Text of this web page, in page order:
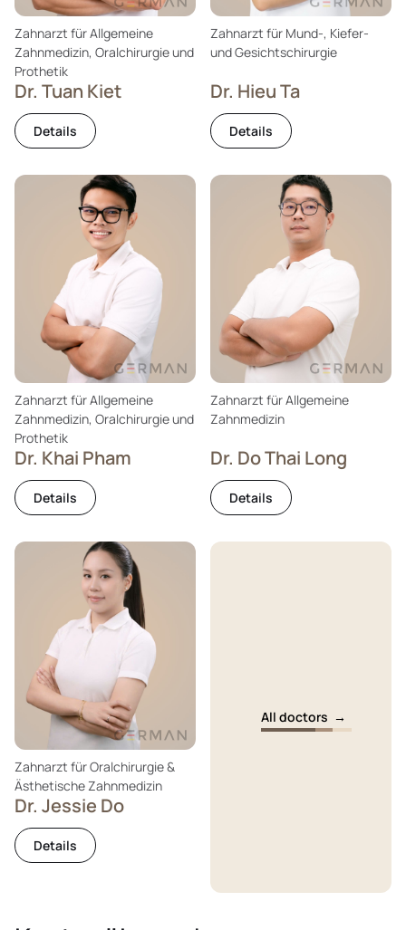
Zahnarzt für Allgemeine
Zahnmedizin, Oralchirurgie und
Prothetik
Dr. Tuan Kiet
Details
Zahnarzt für Mund-, Kiefer-
und Gesichtschirurgie
Dr. Hieu Ta
Details
Zahnarzt für Allgemeine
Zahnmedizin, Oralchirurgie und
Prothetik
Dr. Khai Pham
Details
Zahnarzt für Allgemeine
Zahnmedizin
Dr. Do Thai Long
Details
Zahnarzt für Oralchirurgie &
Ästhetische Zahnmedizin
Dr. Jessie Do
Details
All doctors →